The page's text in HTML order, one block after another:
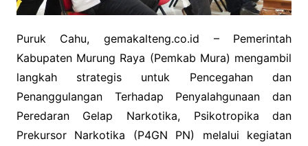
Puruk Cahu, gemakalteng.co.id – Pemerintah
Kabupaten Murung Raya (Pemkab Mura) mengambil
langkah strategis untuk Pencegahan dan
Penanggulangan Terhadap Penyalahgunaan dan
Peredaran Gelap Narkotika, Psikotropika dan
Prekursor Narkotika (P4GN PN) melalui kegiatan